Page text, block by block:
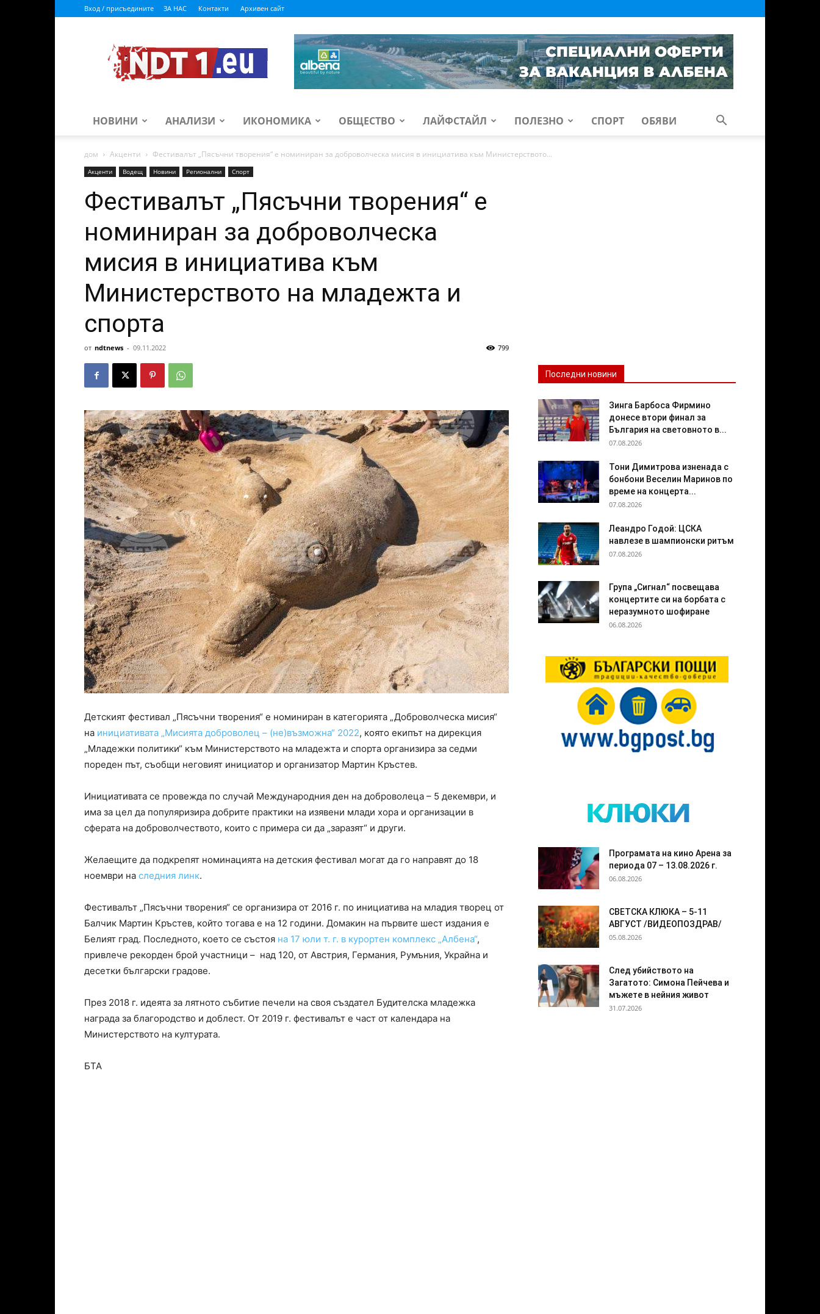
Вход / присъедините ЗА НАС Контакти Архивен сайт
НОВИНИ АНАЛИЗИ ИКОНОМИКА ОБЩЕСТВО ЛАЙФСТАЙЛ ПОЛЕЗНО СПОРТ ОБЯВИ
дом Акценти Фестивалът „Пясъчни творения“ е номиниран за доброволческа мисия в инициатива към Министерството...
Акценти Водещ Новини Регионални Спорт
Фестивалът „Пясъчни творения“ е
номиниран за доброволческа
мисия в инициатива към
Министерството на младежта и
спорта
от ndtnews - 09.11.2022 799
Детският фестивал „Пясъчни творения“ е номиниран в категорията „Доброволческа мисия“
на инициативата „Мисията доброволец – (не)възможна“ 2022, която екипът на дирекция
„Младежки политики“ към Министерството на младежта и спорта организира за седми
пореден път, съобщи неговият инициатор и организатор Мартин Кръстев.
Инициативата се провежда по случай Международния ден на доброволеца – 5 декември, и
има за цел да популяризира добрите практики на изявени млади хора и организации в
сферата на доброволчеството, които с примера си да „заразят“ и други.
Желаещите да подкрепят номинацията на детския фестивал могат да го направят до 18
ноември на следния линк.
Фестивалът „Пясъчни творения“ се организира от 2016 г. по инициатива на младия творец от
Балчик Мартин Кръстев, който тогава е на 12 години. Домакин на първите шест издания е
Белият град. Последното, което се състоя на 17 юли т. г. в курортен комплекс „Албена“,
привлече рекорден брой участници – над 120, от Австрия, Германия, Румъния, Украйна и
десетки български градове.
През 2018 г. идеята за лятното събитие печели на своя създател Будителска младежка
награда за благородство и доблест. От 2019 г. фестивалът е част от календара на
Министерството на културата.
БТА
Последни новини
Зинга Барбоса Фирмино
донесе втори финал за
България на световното в...
07.08.2026
Тони Димитрова изненада с
бонбони Веселин Маринов по
време на концерта...
07.08.2026
Леандро Годой: ЦСКА
навлезе в шампионски ритъм
07.08.2026
Група „Сигнал“ посвещава
концертите си на борбата с
неразумното шофиране
06.08.2026
клюки
Програмата на кино Арена за
периода 07 – 13.08.2026 г.
06.08.2026
СВЕТСКА КЛЮКА – 5-11
АВГУСТ /ВИДЕОПОЗДРАВ/
05.08.2026
След убийството на
Загатото: Симона Пейчева и
мъжете в нейния живот
31.07.2026